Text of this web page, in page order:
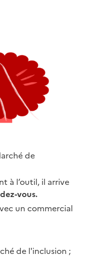
de
à l’outil, il arrive
vous.
un commercial
de l'inclusion ;